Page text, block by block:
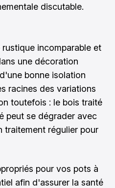
discutable.
incomparable et
une décoration
bonne isolation
racines des variations
toutefois : le bois traité
peut se dégrader avec
traitement régulier pour
pour vos pots à
afin d'assurer la santé